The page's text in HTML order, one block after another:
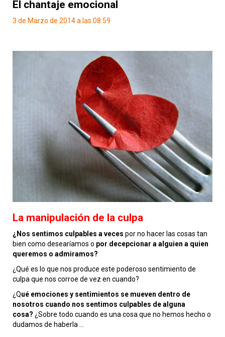
El chantaje emocional
3 de Marzo de 2014 a las 08:59
La manipulación de la culpa
¿Nos sentimos culpables a veces por no hacer las cosas tan
bien como desearíamos o por decepcionar a alguien a quien
queremos o admiramos?
¿Qué es lo que nos produce este poderoso sentimiento de
culpa que nos corroe de vez en cuando?
¿Qué emociones y sentimientos se mueven dentro de
nosotros cuando nos sentimos culpables de alguna
cosa? ¿Sobre todo cuando es una cosa que no hemos hecho o
dudamos de haberla ...